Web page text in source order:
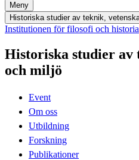
Meny
Historiska studier av teknik,
Institutionen för filosofi och historia
Historiska studier av
och miljö
Event
Om oss
Utbildning
Forskning
Publikationer